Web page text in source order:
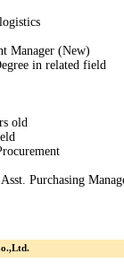
Manager (New)
in related field
old
Purchasing